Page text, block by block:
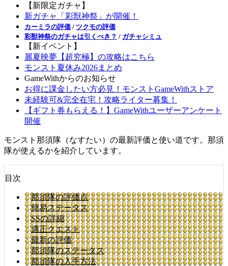
【新限定ガチャ】
新ガチャ「彩獣神祭」が開催！
カーミラの評価 / ツクモの評価
彩獣神祭のガチャは引くべき？ / ガチャシミュ
【新イベント】
麗夏映夢【超究極】の攻略はこちら
モンスト夏休み2026まとめ
GameWithからのお知らせ
お得に課金したい方必見！モンストGameWithストア
未経験可&完全在宅！攻略ライター募集！
【ギフト券もらえる！】GameWithユーザーアンケート
開催
モンスト那須隊（なすたい）の最新評価と使い道です。那須
隊が使えるかを紹介しています。
目次
那須隊の評価点
簡易ステータス
SSの詳細
適正クエスト
最新の評価
那須隊のステータス
那須隊の入手方法